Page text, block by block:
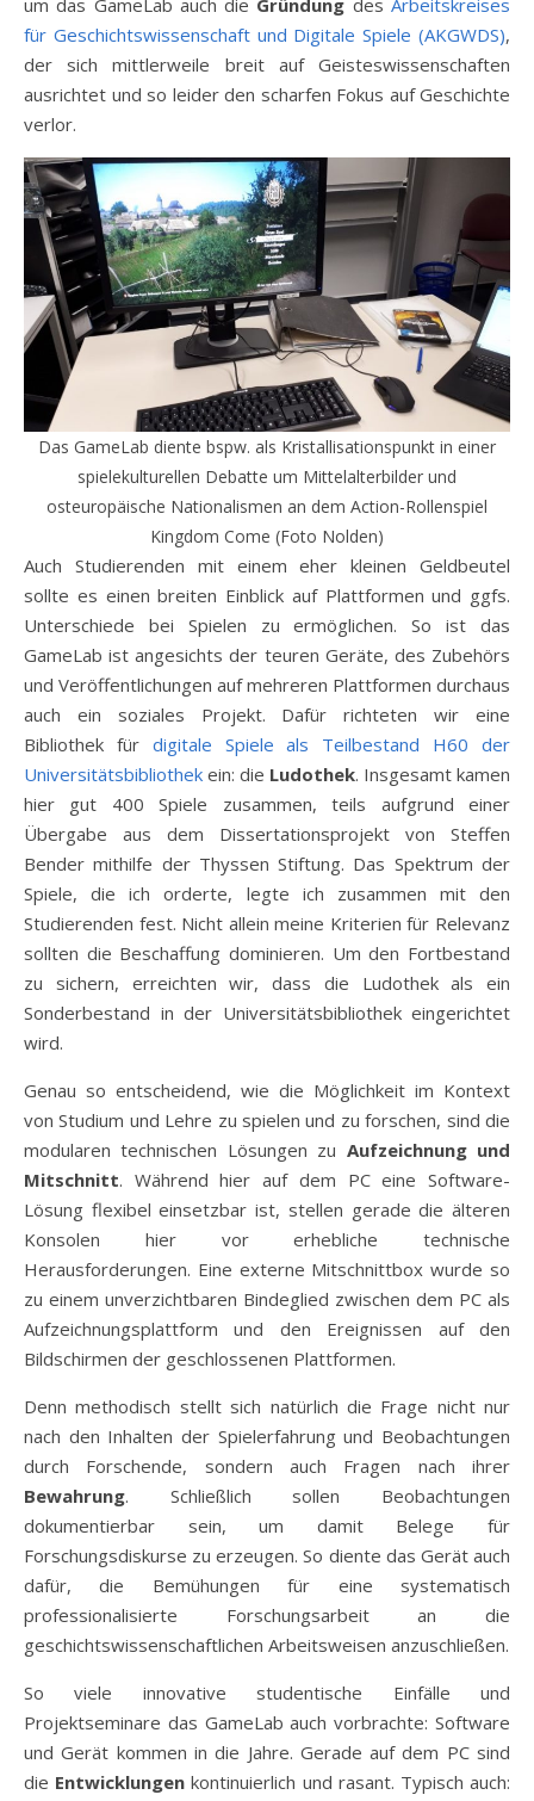
um das GameLab auch die Gründung desArbeitskreises
für Geschichtswissenschaft und Digitale Spiele (AKGWDS),
der sich mittlerweile breit auf Geisteswissenschaften
ausrichtet und so leider den scharfen Fokus auf Geschichte
verlor.
Das GameLab diente bspw. als Kristallisationspunkt in einer
spielekulturellen Debatte um Mittelalterbilder und
osteuropäische Nationalismen an dem Action-Rollenspiel
Kingdom Come (Foto Nolden)
Auch Studierenden mit einem eher kleinen Geldbeutel
sollte es einen breiten Einblick auf Plattformen und ggfs.
Unterschiede bei Spielen zu ermöglichen. So ist das
GameLab ist angesichts der teuren Geräte, des Zubehörs
und Veröffentlichungen auf mehreren Plattformen durchaus
auch ein soziales Projekt. Dafür richteten wir eine
Bibliothek für digitale Spiele als Teilbestand H60 der
Universitätsbibliothek ein: die Ludothek. Insgesamt kamen
hier gut 400 Spiele zusammen, teils aufgrund einer
Übergabe aus dem Dissertationsprojekt von Steffen
Bender mithilfe der Thyssen Stiftung. Das Spektrum der
Spiele, die ich orderte, legte ich zusammen mit den
Studierenden fest. Nicht allein meine Kriterien für Relevanz
sollten die Beschaffung dominieren. Um den Fortbestand
zu sichern, erreichten wir, dass die Ludothek als ein
Sonderbestand in der Universitätsbibliothek eingerichtet
wird.
Genau so entscheidend, wie die Möglichkeit im Kontext
von Studium und Lehre zu spielen und zu forschen, sind die
modularen technischen Lösungen zu Aufzeichnung und
Mitschnitt. Während hier auf dem PC eine Software-
Lösung flexibel einsetzbar ist, stellen gerade die älteren
Konsolen hier vor erhebliche technische
Herausforderungen. Eine externe Mitschnittbox wurde so
zu einem unverzichtbaren Bindeglied zwischen dem PC als
Aufzeichnungsplattform und den Ereignissen auf den
Bildschirmen der geschlossenen Plattformen.
Denn methodisch stellt sich natürlich die Frage nicht nur
nach den Inhalten der Spielerfahrung und Beobachtungen
durch Forschende, sondern auch Fragen nach ihrer
Bewahrung. Schließlich sollen Beobachtungen
dokumentierbar sein, um damit Belege für
Forschungsdiskurse zu erzeugen. So diente das Gerät auch
dafür, die Bemühungen für eine systematisch
professionalisierte Forschungsarbeit an die
geschichtswissenschaftlichen Arbeitsweisen anzuschließen.
So viele innovative studentische Einfälle und
Projektseminare das GameLab auch vorbrachte: Software
und Gerät kommen in die Jahre. Gerade auf dem PC sind
die Entwicklungenkontinuierlich und rasant. Typisch auch: